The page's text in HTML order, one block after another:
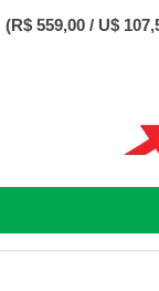
(R$ 559,00 / U$